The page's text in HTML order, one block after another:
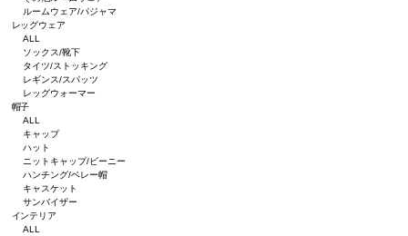
ルームウェア/パジャマ
レッグウェア
ALL
ソックス/靴下
タイツ/ストッキング
レギンス/スパッツ
レッグウォーマー
帽子
ALL
キャップ
ハット
ニットキャップ/ビーニー
ハンチング/ベレー帽
キャスケット
サンバイザー
インテリア
ALL